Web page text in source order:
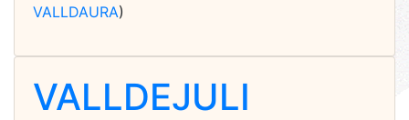
VALLDAURA)
VALLDEJULI